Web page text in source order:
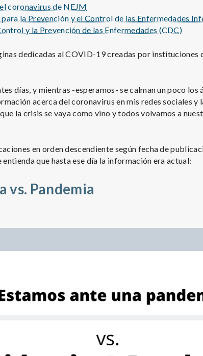
coronavirus de NEJM
la Prevención y el Control de las Enfermedades
y la Prevención de las Enfermedades (CDC)
dedicadas al COVID-19 creadas por instituciones
días, y mientras -esperamos- se calman un poco los
acerca del coronavirus en mis redes sociales y
la crisis se vaya como vino y todos volvamos a
en orden descendiente según fecha de
entienda que hasta ese día la información era actual:
vs. Pandemia